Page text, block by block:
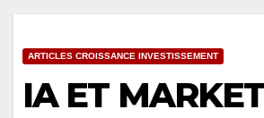
ARTICLES CROISSANCE INVESTISSEMENT
IA ET